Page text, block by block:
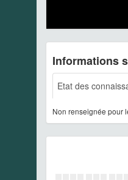
Informations
Etat des
Non renseignée pour